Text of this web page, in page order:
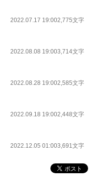
2022.07.17 19:002,775文字
2022.08.08 19:003,714文字
2022.08.28 19:002,585文字
2022.09.18 19:002,448文字
2022.12.05 01:003,691文字